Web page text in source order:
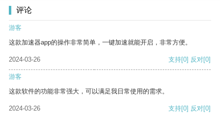
评论
游客
这款加速器app的操作非常简单，一键加速就能开启，非常方便。
2024-03-26 支持[0] 反对[0]
游客
这款软件的功能非常强大，可以满足我日常使用的需求。
2024-03-26 支持[0] 反对[0]